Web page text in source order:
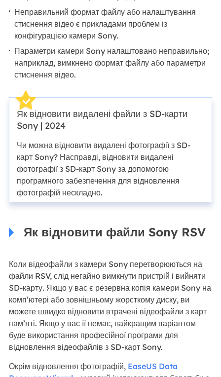
Неправильний формат файлу або налаштування
стиснення відео є прикладами проблем із
конфігурацією камери Sony.
Параметри камери Sony налаштовано неправильно;
наприклад, вимкнено формат файлу або параметри
стиснення відео.
Як відновити видалені файли з SD-карти
Sony | 2024
Чи можна відновити видалені фотографії з SD-
карт Sony? Насправді, відновити видалені
фотографії з SD-карт Sony за допомогою
програмного забезпечення для відновлення
фотографій нескладно.
Як відновити файли Sony RSV
Коли відеофайли з камери Sony перетворюються на
файли RSV, слід негайно вимкнути пристрій і вийняти
SD-карту. Якщо у вас є резервна копія камери Sony на
комп’ютері або зовнішньому жорсткому диску, ви
можете швидко відновити втрачені відеофайли з карт
пам’яті. Якщо у вас її немає, найкращим варіантом
буде використання професійної програми для
відновлення відеофайлів з SD-карт Sony.
Окрім відновлення фотографій, EaseUS Data